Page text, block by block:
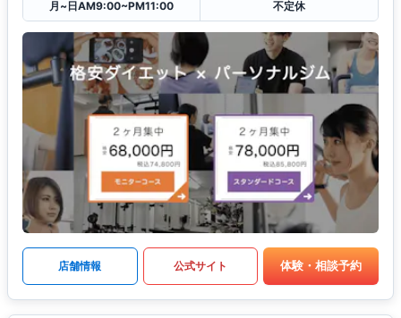
月~日AM9:00~PM11:00
不定休
店舗情報 公式サイト 体験・相談予約